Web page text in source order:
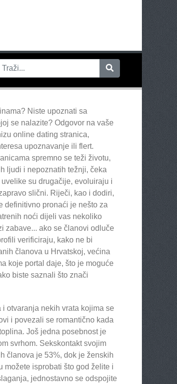
Niste upoznati sa
se nalazite? Odgovor na vaše
online dating stranica,
upoznavanje ili flert.
spremno se teži životu,
ljudi i nepoznatih težnji, čeka
su drugačije, evoluiraju i
slični. Riječi, kao i dodiri,
definitivno pronaći je nešto za
noći dijeli vas nekoliko
zabave... ako se članovi odluče
verificiraju, kako ne bi
članova u Hrvatskoj, većina
koje portal daje, što je moguće
biste saznali što znači
otvaranja nekih vrata kojima se
i povezali se romantično kada
Još jedna posebnost je
svrhom. Sekskontakt svojim
članova je 53%, dok je ženskih
možete isprobati što god želite i
jednostavno se odspojite